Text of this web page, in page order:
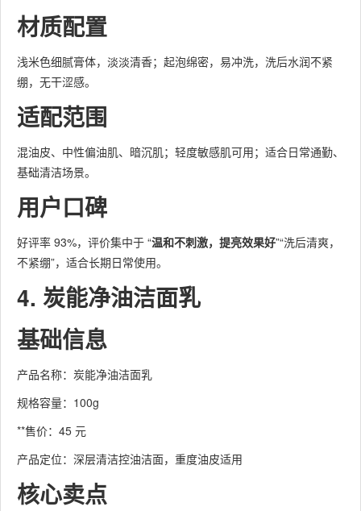
材质配置
浅米色细腻膏体，淡淡清香；起泡绵密，易冲洗，洗后水润不紧
绷，无干涩感。
适配范围
混油皮、中性偏油肌、暗沉肌；轻度敏感肌可用；适合日常通勤、
基础清洁场景。
用户口碑
好评率 93%，评价集中于 “温和不刺激，提亮效果好”“洗后清爽，
不紧绷”，适合长期日常使用。
4. 炭能净油洁面乳
基础信息
产品名称：炭能净油洁面乳
规格容量：100g
**售价：45 元
产品定位：深层清洁控油洁面，重度油皮适用
核心卖点